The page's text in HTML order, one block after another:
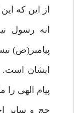
از اين كه
انه رسول
پيامبر(ص)
ايشان
پيام الهى را
حج و ساير